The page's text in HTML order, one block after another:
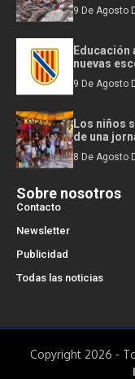
9 De Agosto
Educación
nuevas
9 De Agosto
Los niños
de una
8 De Agosto
Sobre nosotros
Contacto
Newsletter
Publicidad
Todas las noticias
Copyright 2026 -